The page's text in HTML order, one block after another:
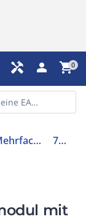
handyman person shopping_cart0
Mehrfachsteckdose 7859410
mit